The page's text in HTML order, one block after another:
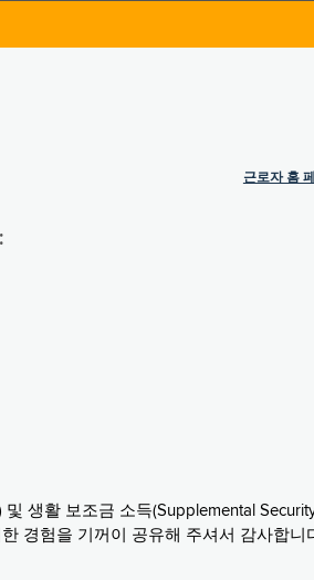
근로자 홈
생활 보조금 소득(Supplemental
경험을 기꺼이 공유해 주셔서 감사합니